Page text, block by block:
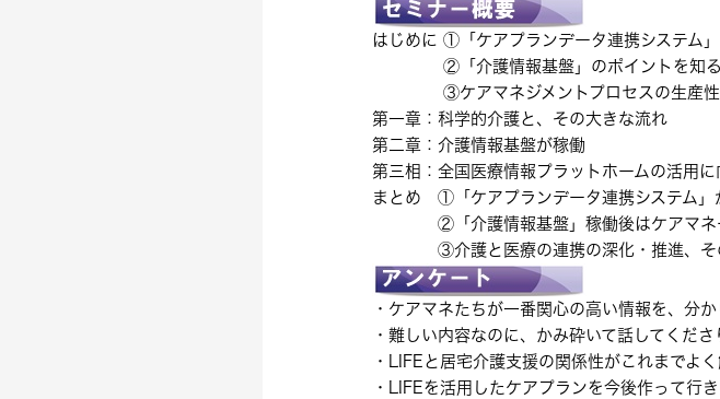
はじめに ①「ケアプランデータ連携システム
②「介護情報基盤」のポイントを知る
③ケアマネジメントプロセスの生産
第一章：科学的介護と、その大きな流れ
第二章：介護情報基盤が稼働
第三相：全国医療情報プラットホームの活用に
まとめ ①「ケアプランデータ連携システム」
②「介護情報基盤」稼働後はケアマネー
③介護と医療の連携の深化・推進、そ
・ケアマネたちが一番関心の高い情報を、分
・難しい内容なのに、かみ砕いて話してくださ
・
LIFE と居宅介護支援の関係性がこれまでよ
・
LIFEを活用したケアプランを今後作って行き